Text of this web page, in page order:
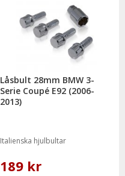
Låsbult 28mm BMW 3-
Serie Coupé E92 (2006-
2013)
Italienska hjulbultar
189 kr